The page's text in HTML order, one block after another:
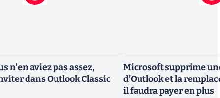
n'en aviez pas assez,
dans Outlook Classic
Microsoft supprime
d’Outlook et la
il faudra payer en plus